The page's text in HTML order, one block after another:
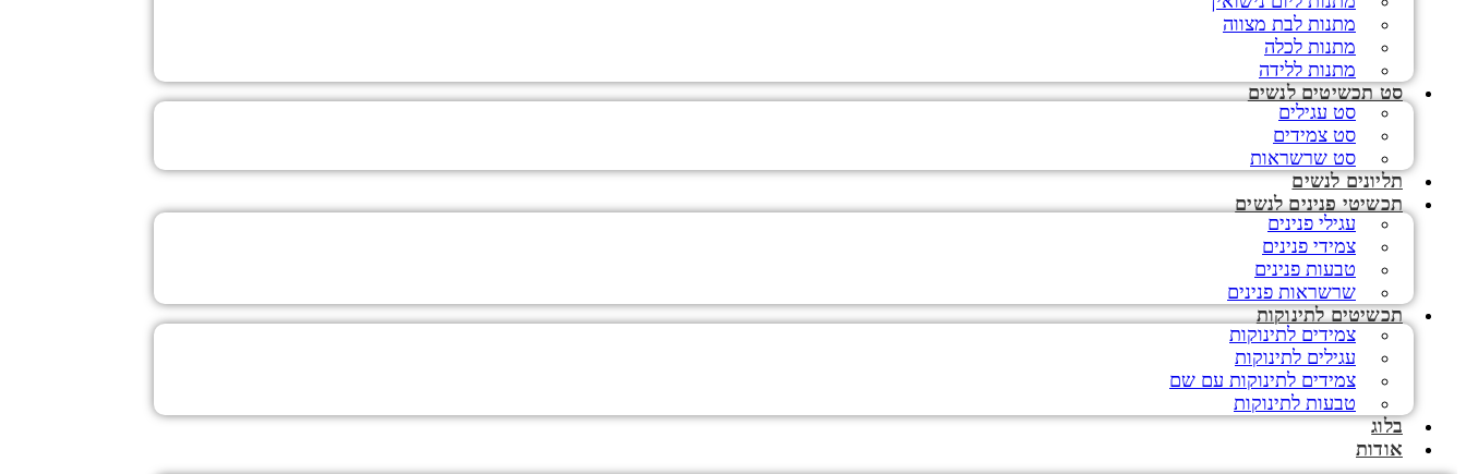
מתנות לבת מצווה
מתנות לכלה
מתנות ללידה
סט תכשיטים לנשים
סט עגילים
סט צמידים
סט שרשראות
תליונים לנשים
תכשיטי פנינים לנשים
עגילי פנינים
צמידי פנינים
טבעות פנינים
שרשראות פנינים
תכשיטים לתינוקות
צמידים לתינוקות
עגילים לתינוקות
צמידים לתינוקות עם שם
טבעות לתינוקות
בלוג
אודות